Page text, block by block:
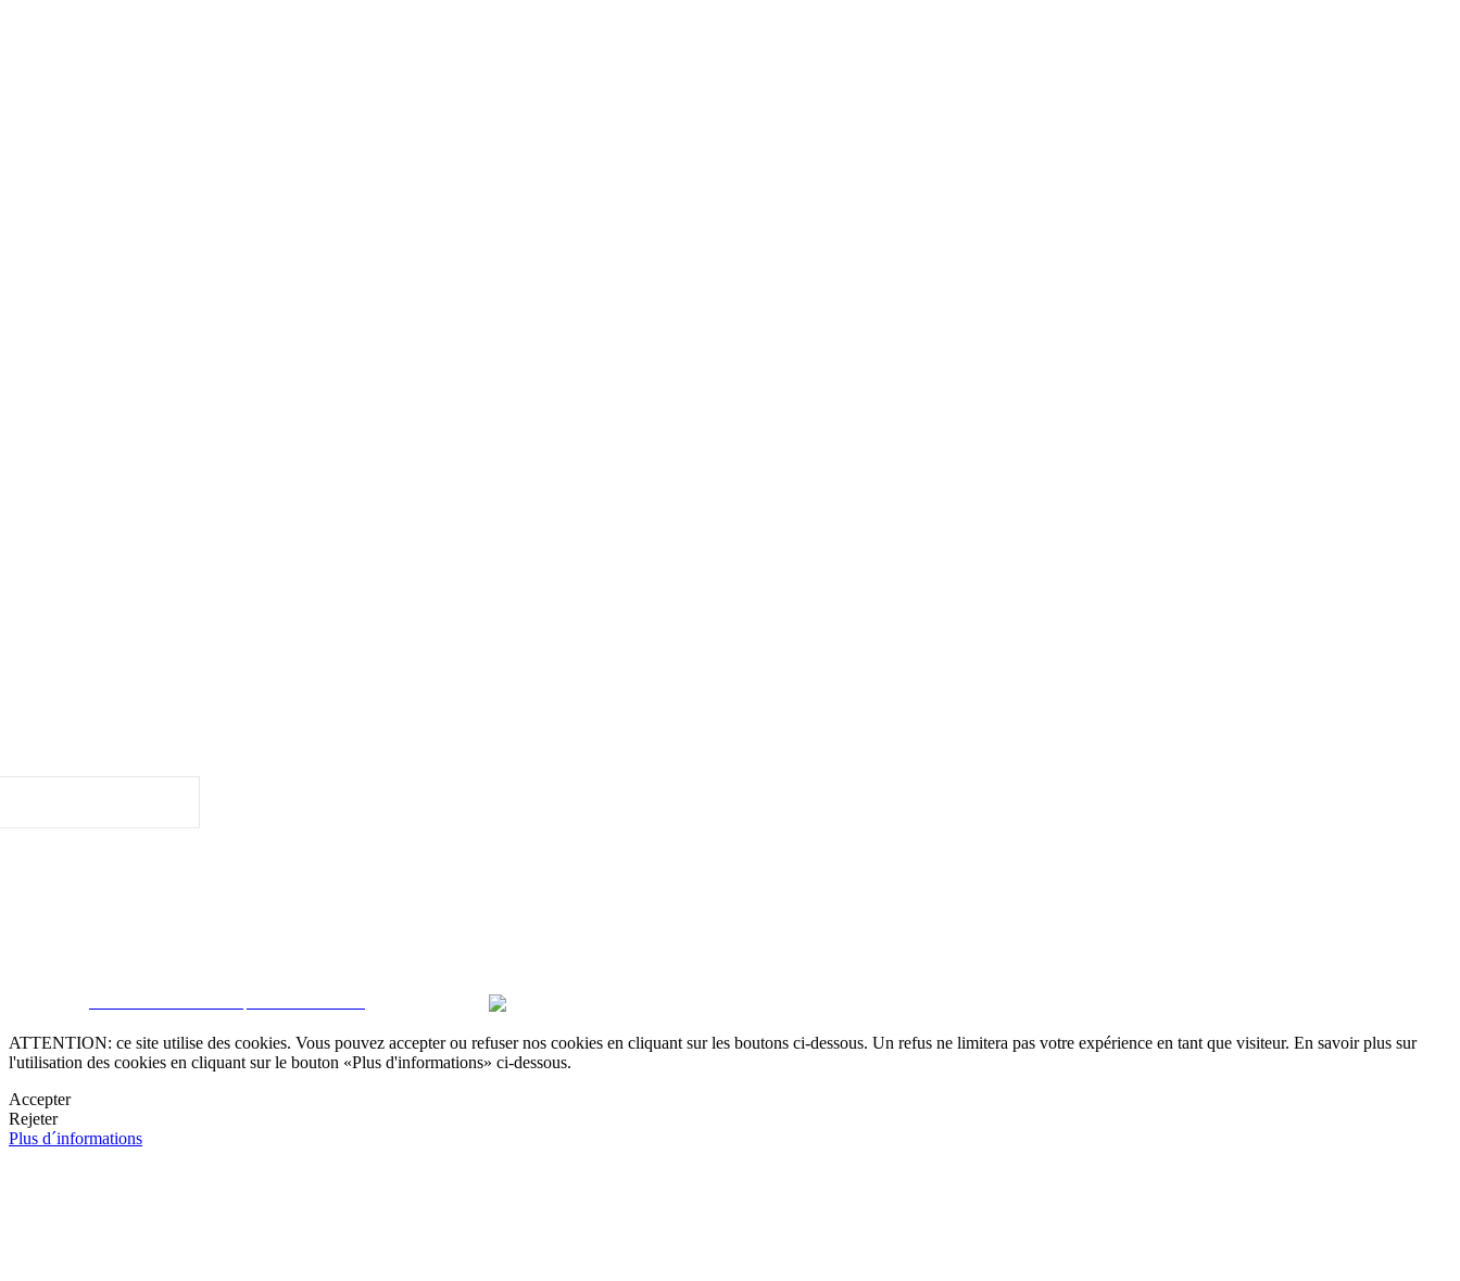
ATTENTION: ce site utilise des cookies. Vous pouvez accepter ou refuser nos cookies en cliquant sur les boutons ci-dessous. Un refus ne limitera pas votre expérience en tant que visiteur. En savoir plus sur
l'utilisation des cookies en cliquant sur le bouton «Plus d'informations» ci-dessous.
Accepter
Rejeter
Plus d´informations